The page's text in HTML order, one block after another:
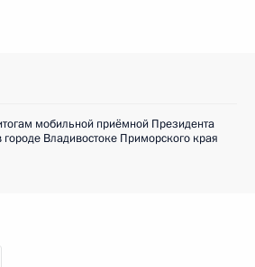
мобильной приёмной Президента
Владивостоке Приморского края